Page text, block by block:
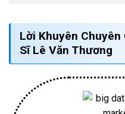
Lời Khuyên Chuyên
Sĩ Lê Văn Thương